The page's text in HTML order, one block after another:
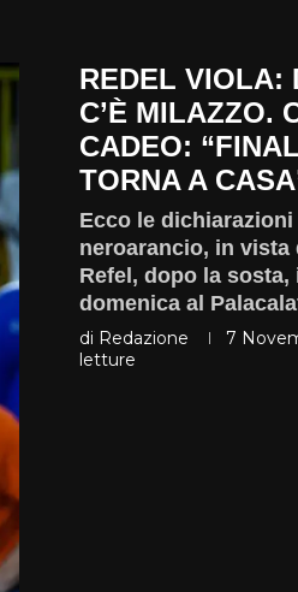
REDEL VIOLA:
C’È MILAZZO.
CADEO:
TORNA A
Ecco le
neroarancio, in vista
Refel, dopo la
domenica al
di Redazione 7
letture